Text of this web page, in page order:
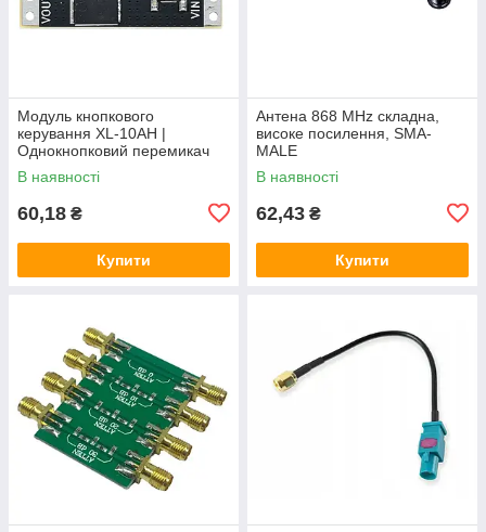
Модуль кнопкового
керування XL-10AH |
Однокнопковий перемикач
10A | Модуль з фіксацією |
Широкий діапазон
В наявності
60,18 ₴
Купити
Антена 868 MHz складна,
високе посилення, SMA-
MALE
В наявності
62,43 ₴
Купити